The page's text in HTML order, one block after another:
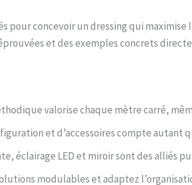
pour concevoir un dressing qui
et des exemples concrets
valorise chaque mètre carré,
et d’accessoires compte autant
éclairage LED et miroir sont des alliés
modulables et adaptez